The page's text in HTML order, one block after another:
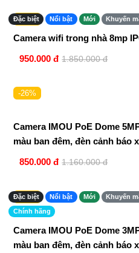
Đặc biệt Nổi bật Mới Khuyến
Chính hãng
-48%
Camera wifi trong nhà 8mp
950.000 đ 1.850.000 đ
-26%
Camera IMOU PoE Dome
màu ban đêm, đèn cảnh báo
850.000 đ 1.160.000 đ
Đặc biệt Nổi bật Mới Khuyến
Chính hãng
-35%
Camera IMOU PoE Dome
màu ban đêm, đèn cảnh báo